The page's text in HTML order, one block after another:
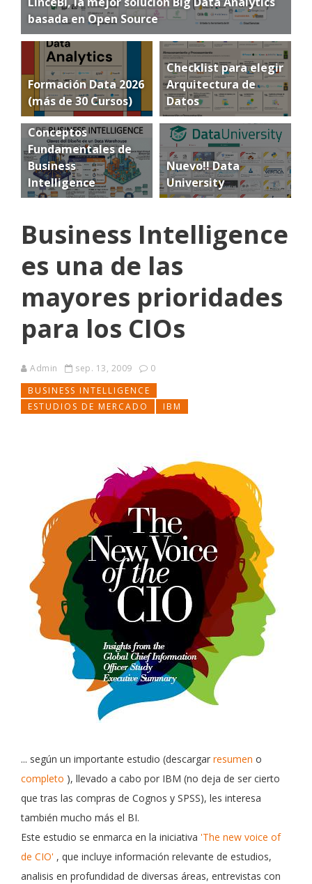
basada en Open Source
Formación Data 2026
(más de 30 Cursos)
Checklist para elegir
Arquitectura de
Datos
Conceptos
Fundamentales de
Business
Intelligence
Nuevo!! Data
University
Business Intelligence
es una de las
mayores prioridades
para los CIOs
Admin sep. 13, 2009
0
BUSINESS INTELLIGENCE
ESTUDIOS DE MERCADO
IBM
... según un importante estudio (descargar resumen o
completo ), llevado a cabo por IBM (no deja de ser cierto
que tras las compras de Cognos y SPSS), les interesa
también mucho más el BI.
Este estudio se enmarca en la iniciativa 'The new voice of
de CIO' , que incluye información relevante de estudios,
analisis en profundidad de diversas áreas, entrevistas con